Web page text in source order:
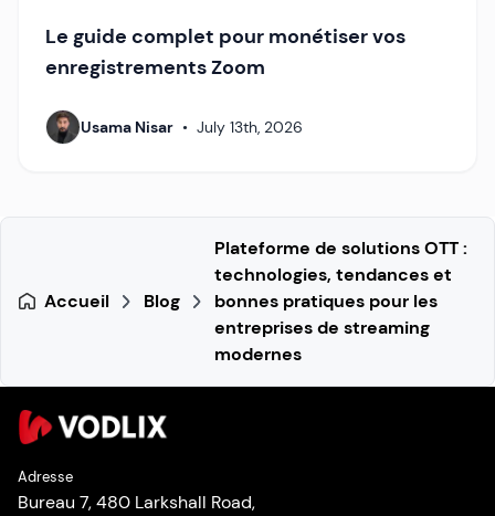
Le guide complet pour monétiser vos
enregistrements Zoom
Usama Nisar • July 13th, 2026
Accueil Blog
Plateforme de solutions OTT :
technologies, tendances et
bonnes pratiques pour les
entreprises de streaming
modernes
Adresse
Bureau 7, 480 Larkshall Road,